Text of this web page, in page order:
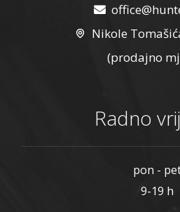
Nikole
(prodajno
Radno
pon -
9-19 h